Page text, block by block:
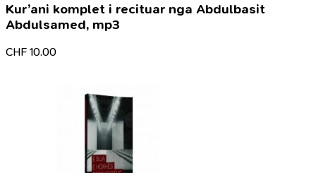
Kur’ani komplet i recituar nga Abdulbasit
Abdulsamed, mp3
CHF 10.00